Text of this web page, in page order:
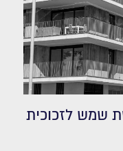
שמש לזכוכית